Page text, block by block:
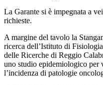
La Garante si è impegnata a
richieste.
A margine del tavolo la
ricerca dell’Istituto di
delle Ricerche di Reggio
uno studio epidemiologico per
l’incidenza di patologie